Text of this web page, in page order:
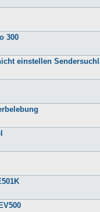
300
einstellen